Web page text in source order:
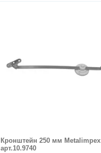
Кронштейн 250 мм Metalimpex
арт.10.9740